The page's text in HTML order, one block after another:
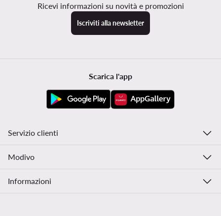
Ricevi informazioni su novità e promozioni
Iscriviti alla newsletter
Scarica l'app
Servizio clienti
Modivo
Informazioni